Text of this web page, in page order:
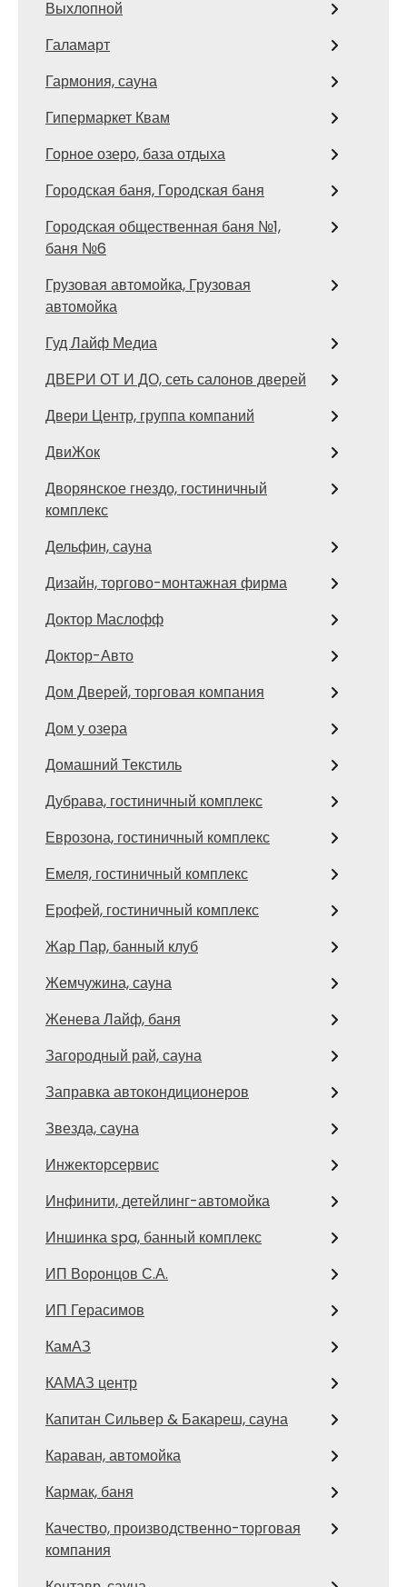
Выхлопной
Галамарт
Гармония, сауна
Гипермаркет Квам
Горное озеро, база отдыха
Городская баня, Городская баня
Городская общественная баня №1,
баня №6
Грузовая автомойка, Грузовая
автомойка
Гуд Лайф Медиа
ДВЕРИ ОТ И ДО, сеть салонов дверей
Двери Центр, группа компаний
ДвиЖок
Дворянское гнездо, гостиничный
комплекс
Дельфин, сауна
Дизайн, торгово-монтажная фирма
Доктор Маслофф
Доктор-Авто
Дом Дверей, торговая компания
Дом у озера
Домашний Текстиль
Дубрава, гостиничный комплекс
Еврозона, гостиничный комплекс
Емеля, гостиничный комплекс
Ерофей, гостиничный комплекс
Жар Пар, банный клуб
Жемчужина, сауна
Женева Лайф, баня
Загородный рай, сауна
Заправка автокондиционеров
Звезда, сауна
Инжекторсервис
Инфинити, детейлинг-автомойка
Иншинка spa, банный комплекс
ИП Воронцов С.А.
ИП Герасимов
КамАЗ
КАМАЗ центр
Капитан Сильвер & Бакареш, сауна
Караван, автомойка
Кармак, баня
Качество, производственно-торговая
компания